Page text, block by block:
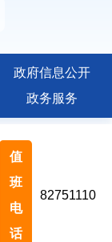
政府信息公开
政务服务
值
班
电
话
82751110